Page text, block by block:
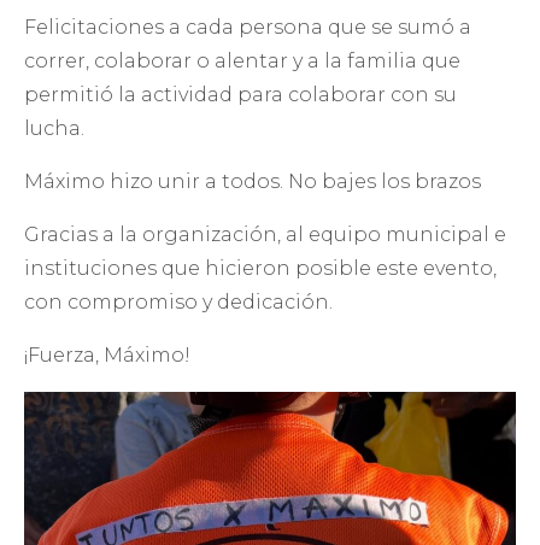
Felicitaciones a cada persona que se sumó a
correr, colaborar o alentar y a la familia que
permitió la actividad para colaborar con su
lucha.
Máximo hizo unir a todos. No bajes los brazos
Gracias a la organización, al equipo municipal e
instituciones que hicieron posible este evento,
con compromiso y dedicación.
¡Fuerza, Máximo!